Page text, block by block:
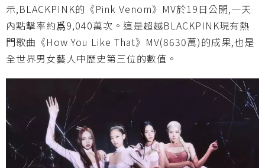
示,BLACKPINK的《Pink Venom》MV於19日公開,一天
內點擊率約爲9,040萬次。這是超越BLACKPINK現有熱
門歌曲《How You Like That》MV(8630萬)的成果,也是
全世界男女藝人中歷史第三位的數值。